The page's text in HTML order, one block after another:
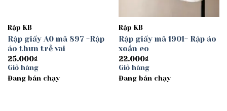
Rập KB
Rập giấy A0 mã 897 -Rập
áo thun trễ vai
25.000₫
Giỏ hàng
Đang bán chạy
Rập KB
Rập giấy mã 1901- Rập áo
xoắn eo
22.000₫
Giỏ hàng
Đang bán chạy